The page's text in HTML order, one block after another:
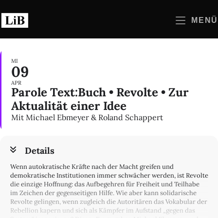
Inhalt
springen
MENÜ
MI
09
APR
Parole Text:Buch • Revolte • Zur
Aktualität einer Idee
Mit Michael Ebmeyer & Roland Schappert
Details
Wenn autokratische Kräfte nach der Macht greifen und
demokratische Institutionen immer schwächer werden, ist Revolte
die einzige Hoffnung: das Aufbegehren für Freiheit und Teilhabe
im Zeichen der gegenseitigen Hilfe. Wie aber kann solidarische
Revolte gelingen, wenn zugleich die Autoritären das Vokabular der
Rebellion kapern und sich als Kämpfer im Aufstand „gegen das